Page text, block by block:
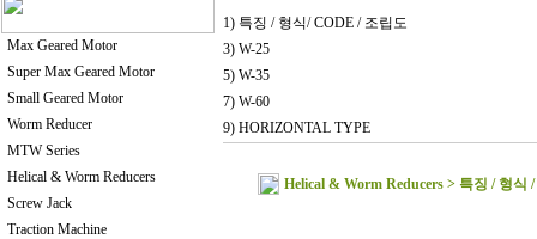
Max Geared Motor
Super Max Geared Motor
Small Geared Motor
Worm Reducer
MTW Series
Helical & Worm Reducers
Screw Jack
Traction Machine
1) 특징 / 형식/ CODE / 조립도
3) W-25
5) W-35
7) W-60
9) HORIZONTAL TYPE
Helical & Worm Reducers > 특징 / 형식